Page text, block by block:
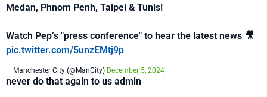
Medan, Phnom Penh, Taipei & Tunis!
Watch Pep’s "press conference" to hear the latest news 🎥
pic.twitter.com/5unzEMtj9p
— Manchester City (@ManCity) December 5, 2024
never do that again to us admin